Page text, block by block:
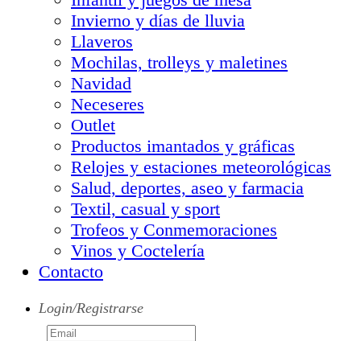
Invierno y días de lluvia
Llaveros
Mochilas, trolleys y maletines
Navidad
Neceseres
Outlet
Productos imantados y gráficas
Relojes y estaciones meteorológicas
Salud, deportes, aseo y farmacia
Textil, casual y sport
Trofeos y Conmemoraciones
Vinos y Coctelería
Contacto
Login/Registrarse